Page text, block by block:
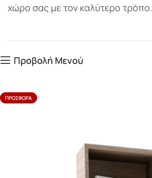
χώρο σας με τον καλύτερο τρόπο.
Προβολή Μενού
ΠΡΟΣΦΟΡΆ